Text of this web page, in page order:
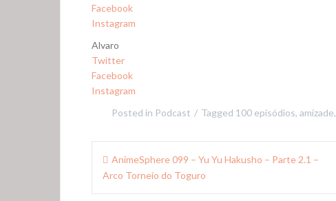
Facebook
Instagram
Alvaro
Twitter
Facebook
Instagram
Posted in Podcast Tagged 100 episódios, amizade,
Navegação
de AnimeSphere 099 – Yu Yu Hakusho – Parte 2.1 –
Arco Torneio do Toguro